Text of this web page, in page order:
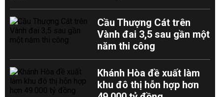
Cầu Thượng Cát trên
Vành đai 3,5 sau gần một
năm thi công
Khánh Hòa đề xuất làm
khu đô thị hỗn hợp hơn